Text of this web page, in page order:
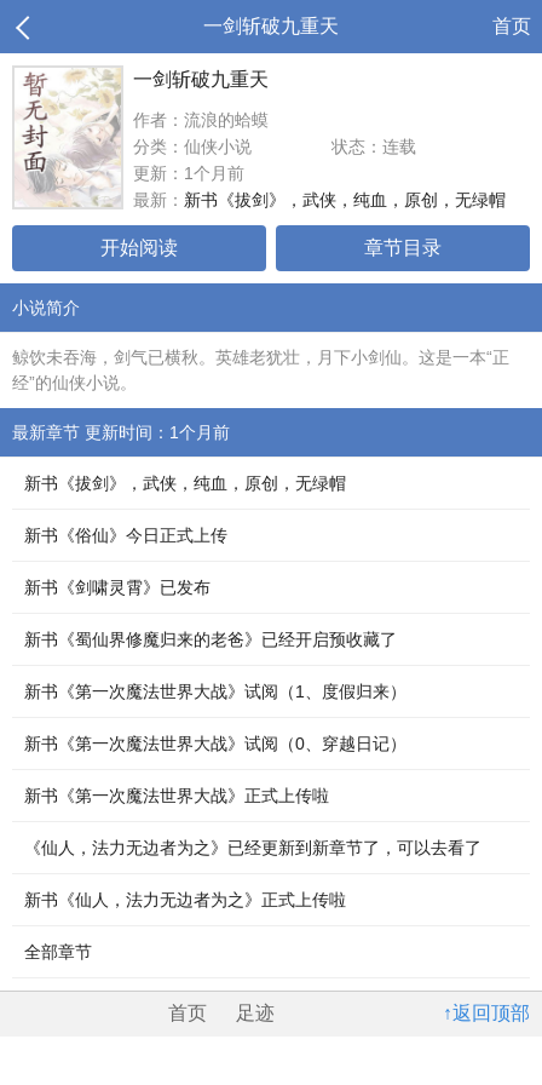
一剑斩破九重天 首页
一剑斩破九重天
作者：流浪的蛤蟆
分类：仙侠小说
状态：连载
更新：1个月前
最新： 新书《拔剑》，武侠，纯血，原创，无绿帽
开始阅读 章节目录
小说简介
鲸饮未吞海，剑气已横秋。英雄老犹壮，月下小剑仙。这是一本“正
经”的仙侠小说。
最新章节 更新时间：1个月前
新书《拔剑》，武侠，纯血，原创，无绿帽
新书《俗仙》今日正式上传
新书《剑啸灵霄》已发布
新书《蜀仙界修魔归来的老爸》已经开启预收藏了
新书《第一次魔法世界大战》试阅（1、度假归来）
新书《第一次魔法世界大战》试阅（0、穿越日记）
新书《第一次魔法世界大战》正式上传啦
《仙人，法力无边者为之》已经更新到新章节了，可以去看了
新书《仙人，法力无边者为之》正式上传啦
全部章节
↑返回顶部
首页 足迹